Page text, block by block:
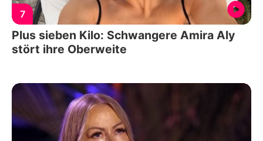
7
Plus sieben Kilo: Schwangere Amira Aly
stört ihre Oberweite